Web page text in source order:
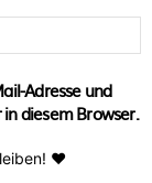
Adresse und
diesem Browser.
♥